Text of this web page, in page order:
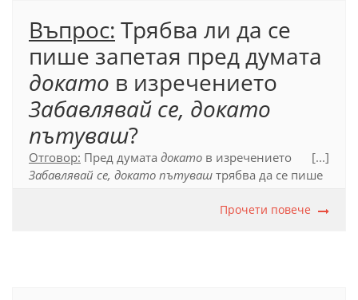
Официален правописен речник на българския
език (2012), т. 17.6.2.2.
Въпрос: Трябва ли да се
пише запетая пред думата
докато в изречението
Забавлявай се, докато
пътуваш?
Отговор: Пред думата докато в изречението
Забавлявай се, докато пътуваш трябва да се пише
Забавлявай сеидокато
[...]
Прочети повече